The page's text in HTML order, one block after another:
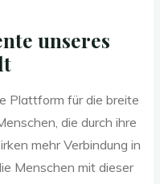
unseres
Plattform für die breite
die durch ihre
mehr Verbindung in
Menschen mit dieser